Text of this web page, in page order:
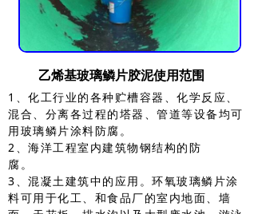
乙烯基玻璃鳞片胶泥使用范围
1、化工行业的各种贮槽容器、化学反应、
混合、分离各过程的塔器、管道等设备均可
用玻璃鳞片涂料防腐。
2、海洋工程室内建筑物钢结构的防
腐。
3、混凝土建筑中的应用。环氧玻璃鳞片涂
料可用于化工、和食品厂的室内地面、墙